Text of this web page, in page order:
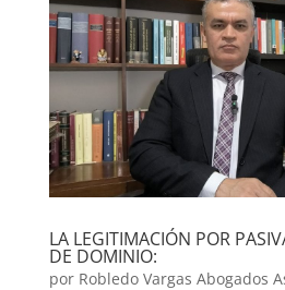
LA LEGITIMACIÓN POR
DE DOMINIO:
por Robledo Vargas Abogados